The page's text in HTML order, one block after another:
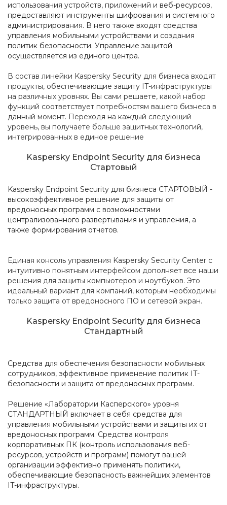
использования устройств, приложений и веб-ресурсов,
предоставляют инструменты шифрования и системного
администрирования. В него также входят средства
управления мобильными устройствами и создания
политик безопасности. Управление защитой
осуществляется из единого центра.
В состав линейки Kaspersky Security для бизнеса входят
продукты, обеспечивающие защиту IT-инфраструктуры
на различных уровнях. Вы сами решаете, какой набор
функций соответствует потребностям вашего бизнеса в
данный момент. Переходя на каждый следующий
уровень, вы получаете больше защитных технологий,
интегрированных в единое решение
Kaspersky Endpoint Security для бизнеса
Стартовый
Kaspersky Endpoint Security для бизнеса СТАРТОВЫЙ -
высокоэффективное решение для защиты от
вредоносных программ с возможностями
централизованного развертывания и управления, а
также формирования отчетов.
Единая консоль управления Kaspersky Security Center с
интуитивно понятным интерфейсом дополняет все наши
решения для защиты компьютеров и ноутбуков. Это
идеальный вариант для компаний, которым необходимы
только защита от вредоносного ПО и сетевой экран.
Kaspersky Endpoint Security для бизнеса
Стандартный
Средства для обеспечения безопасности мобильных
сотрудников, эффективное применение политик IT-
безопасности и защита от вредоносных программ.
Решение «Лаборатории Касперского» уровня
СТАНДАРТНЫЙ включает в себя средства для
управления мобильными устройствами и защиты их от
вредоносных программ. Средства контроля
корпоративных ПК (контроль использования веб-
ресурсов, устройств и программ) помогут вашей
организации эффективно применять политики,
обеспечивающие безопасность важнейших элементов
IT-инфраструктуры.